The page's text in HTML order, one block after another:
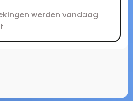
werden vandaag